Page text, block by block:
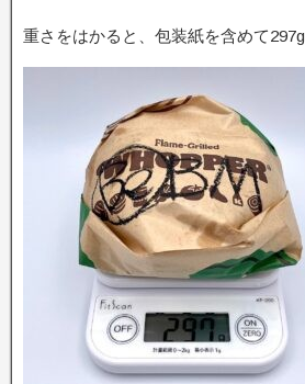
重さをはかると、包装紙を含めて297g